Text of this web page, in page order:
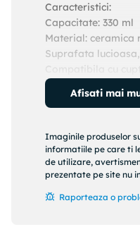
Caracteristici:
Capacitate: 330 ml
Material: ceramica
Suprafata
Forma clasica,
Utilizare
Afisati mai
Imaginile produselor
informatiile pe care ti
de utilizare,
prezentate pe site nu
Raporteaza o